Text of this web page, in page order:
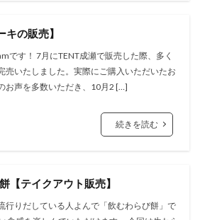
の販売】
です！ 7月にTENT成瀬で販売した際、多く
売いたしました。実際にご購入いただいたお
お声を多数いただき、10月2 […]
続きを読む
【テイクアウト販売】
行りだしている人よんで「飲むわらび餅」で